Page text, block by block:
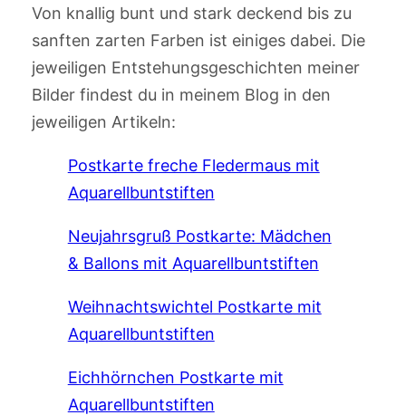
Von knallig bunt und stark deckend bis zu
sanften zarten Farben ist einiges dabei. Die
jeweiligen Entstehungsgeschichten meiner
Bilder findest du in meinem Blog in den
jeweiligen Artikeln:
Postkarte freche Fledermaus mit
Aquarellbuntstiften
Neujahrsgruß Postkarte: Mädchen
& Ballons mit Aquarellbuntstiften
Weihnachtswichtel Postkarte mit
Aquarellbuntstiften
Eichhörnchen Postkarte mit
Aquarellbuntstiften